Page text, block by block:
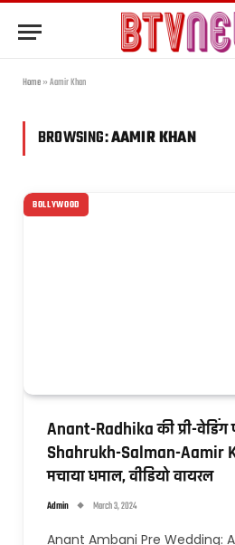
Home»Aamir Khan
BROWSING:AAMIR KHAN
BOLLYWOOD
Anant-Radhika की प्री-
Shahrukh-Salman-Aamir
मचाया धमाल, वीडियो वायरल
Admin March 3, 2024
Anant Ambani Pre Wedding: